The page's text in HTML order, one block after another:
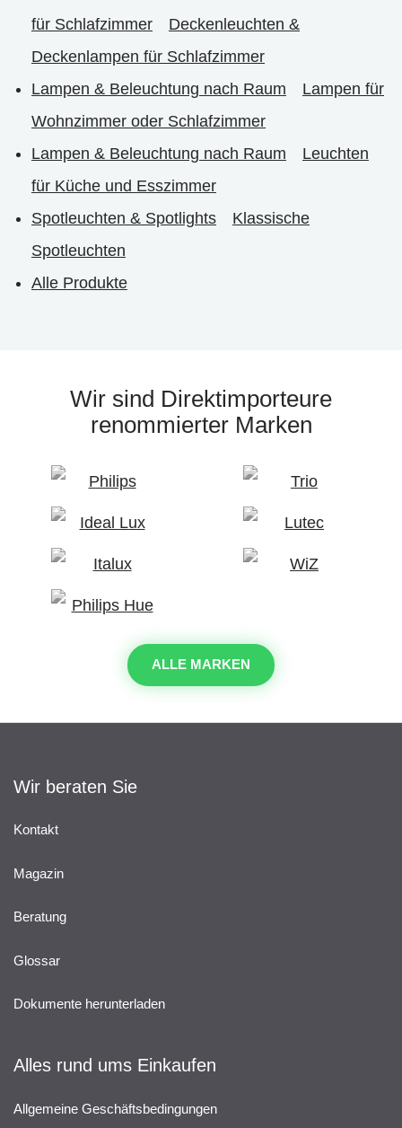
für Schlafzimmer
Deckenleuchten &
Deckenlampen für Schlafzimmer
Lampen & Beleuchtung nach Raum
Lampen für
Wohnzimmer oder Schlafzimmer
Lampen & Beleuchtung nach Raum
Leuchten
für Küche und Esszimmer
Spotleuchten & Spotlights
Klassische
Spotleuchten
Alle Produkte
Wir sind Direktimporteure
renommierter Marken
ALLE MARKEN
Wir beraten Sie
Kontakt
Magazin
Beratung
Glossar
Dokumente herunterladen
Alles rund ums Einkaufen
Allgemeine Geschäftsbedingungen